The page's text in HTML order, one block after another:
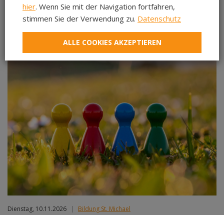
Kommende Veranstaltungen
Sep 2026
Nov 2026
Jan 2027
Feb 2027
Mär 2027
Apr 2027
Mai 2027
Jun 2027
Jul 2027
Dienstag, 10.11.2026 | Bildung St. Michael
hier. Wenn Sie mit der Navigation fortfahren,
stimmen Sie der Verwendung zu. Datenschutz
ALLE COOKIES AKZEPTIEREN